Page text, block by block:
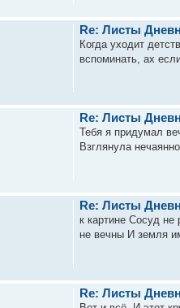
Re: Листы
Когда уходит
вспоминать, ах
Re: Листы
Тебя я придумал
Взглянула
Re: Листы
к картине Сосуд
не вечны И земля
Re: Листы